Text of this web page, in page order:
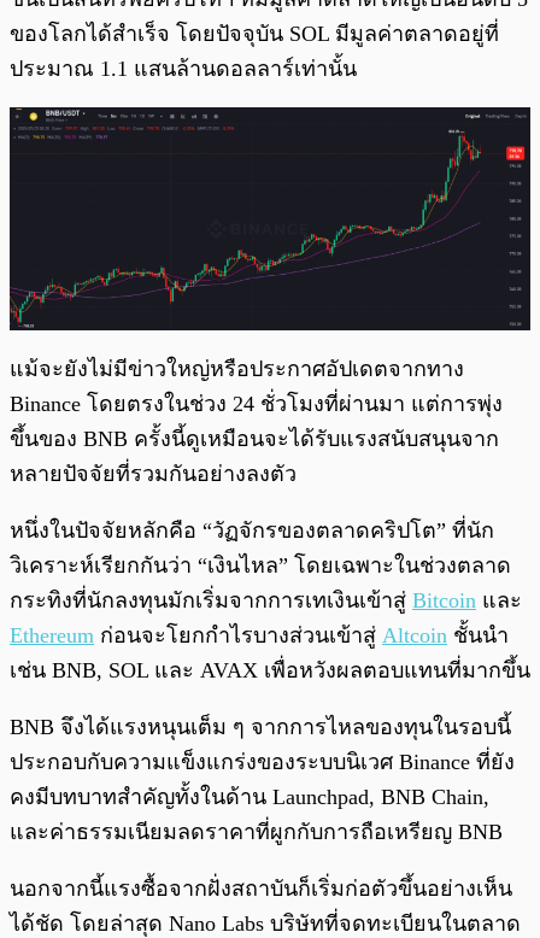
ของโลกได้สำเร็จ โดยปัจจุบัน SOL มีมูลค่าตลาดอยู่ที่
ประมาณ 1.1 แสนล้านดอลลาร์เท่านั้น
แม้จะยังไม่มีข่าวใหญ่หรือประกาศอัปเดตจากทาง
Binance โดยตรงในช่วง 24 ชั่วโมงที่ผ่านมา แต่การพุ่ง
ขึ้นของ BNB ครั้งนี้ดูเหมือนจะได้รับแรงสนับสนุนจาก
หลายปัจจัยที่รวมกันอย่างลงตัว
หนึ่งในปัจจัยหลักคือ “วัฏจักรของตลาดคริปโต” ที่นัก
วิเคราะห์เรียกกันว่า “เงินไหล” โดยเฉพาะในช่วงตลาด
กระทิงที่นักลงทุนมักเริ่มจากการเทเงินเข้าสู่ Bitcoin และ
Ethereum ก่อนจะโยกกำไรบางส่วนเข้าสู่ Altcoin ชั้นนำ
เช่น BNB, SOL และ AVAX เพื่อหวังผลตอบแทนที่มากขึ้น
BNB จึงได้แรงหนุนเต็ม ๆ จากการไหลของทุนในรอบนี้
ประกอบกับความแข็งแกร่งของระบบนิเวศ Binance ที่ยัง
คงมีบทบาทสำคัญทั้งในด้าน Launchpad, BNB Chain,
และค่าธรรมเนียมลดราคาที่ผูกกับการถือเหรียญ BNB
นอกจากนี้แรงซื้อจากฝั่งสถาบันก็เริ่มก่อตัวขึ้นอย่างเห็น
ได้ชัด โดยล่าสุด Nano Labs บริษัทที่จดทะเบียนในตลาด